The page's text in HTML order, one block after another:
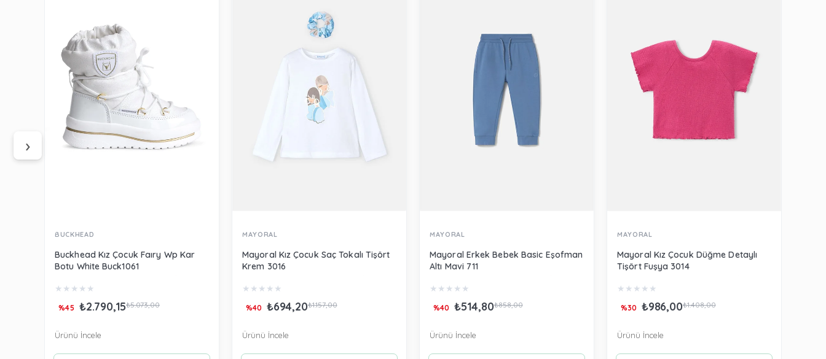
BUCKHEAD
Buckhead Kız Çocuk Faıry Wp Kar
Botu White Buck1061
★ ★ ★ ★ ★
₺2.790,15₺5.073,00
%45
Ürünü İncele
MAYORAL
Mayoral Kız Çocuk Saç Tokalı Tişört
Krem 3016
★ ★ ★ ★ ★
₺694,20₺1.157,00
%40
Ürünü İncele
MAYORAL
Mayoral Erkek Bebek Basic Eşofman
Altı Mavi 711
★ ★ ★ ★ ★
₺514,80₺858,00
%40
Ürünü İncele
MAYORAL
Mayoral Kız Çocuk Düğme Detaylı
Tişört Fuşya 3014
★ ★ ★ ★ ★
₺986,00₺1.408,00
%30
Ürünü İncele
‹
›